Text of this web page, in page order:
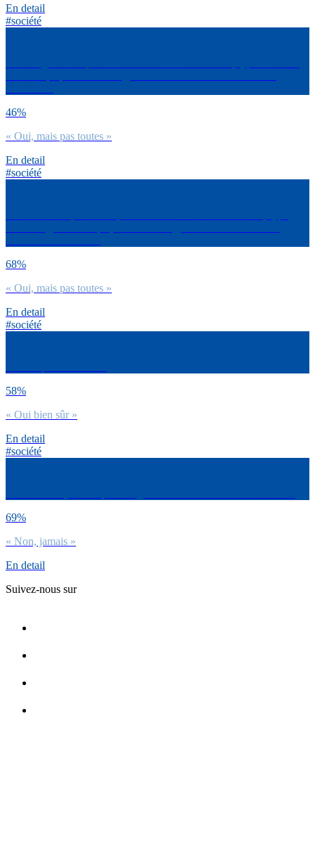
En detail
#société
46%
« Oui, mais pas toutes »
En detail
#société
68%
« Oui, mais pas toutes »
En detail
#société
58%
« Oui bien sûr »
En detail
#société
69%
« Non, jamais »
En detail
Suivez-nous sur